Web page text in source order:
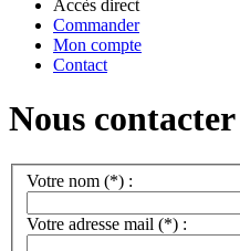
Accès direct
Commander
Mon compte
Contact
Nous contacter
Votre nom (*) :
Votre adresse mail (*) :